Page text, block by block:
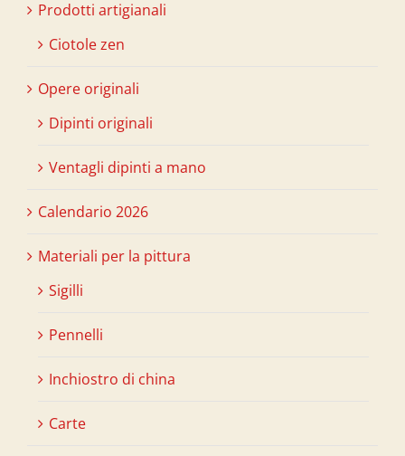
Prodotti artigianali
Ciotole zen
Opere originali
Dipinti originali
Ventagli dipinti a mano
Calendario 2026
Materiali per la pittura
Sigilli
Pennelli
Inchiostro di china
Carte